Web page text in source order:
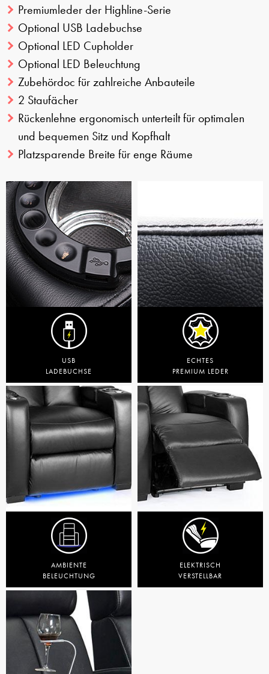
Premiumleder der Highline-Serie
Optional USB Ladebuchse
Optional LED Cupholder
Optional LED Beleuchtung
Zubehördoc für zahlreiche Anbauteile
2 Staufächer
Rückenlehne ergonomisch unterteilt für optimalen
und bequemen Sitz und Kopfhalt
Platzsparende Breite für enge Räume
USB
LADEBUCHSE
ECHTES
PREMIUM LEDER
AMBIENTE
BELEUCHTUNG
ELEKTRISCH
VERSTELLBAR